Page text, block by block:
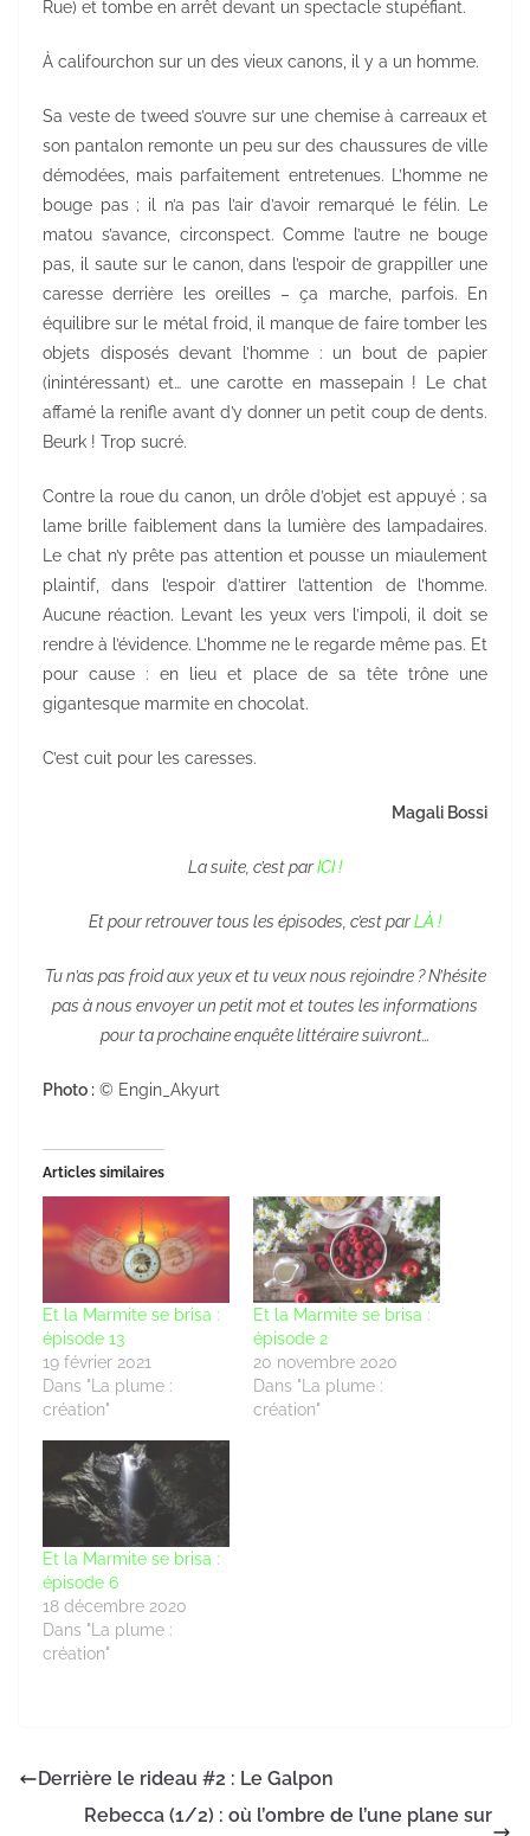
Rue) et tombe en arrêt devant un spectacle stupéfiant.
À califourchon sur un des vieux canons, il y a un homme.
Sa veste de tweed s’ouvre sur une chemise à carreaux et
son pantalon remonte un peu sur des chaussures de ville
démodées, mais parfaitement entretenues. L’homme ne
bouge pas ; il n’a pas l’air d’avoir remarqué le félin. Le
matou s’avance, circonspect. Comme l’autre ne bouge
pas, il saute sur le canon, dans l’espoir de grappiller une
caresse derrière les oreilles – ça marche, parfois. En
équilibre sur le métal froid, il manque de faire tomber les
objets disposés devant l’homme : un bout de papier
(inintéressant) et… une carotte en massepain ! Le chat
affamé la renifle avant d’y donner un petit coup de dents.
Beurk ! Trop sucré.
Contre la roue du canon, un drôle d’objet est appuyé ; sa
lame brille faiblement dans la lumière des lampadaires.
Le chat n’y prête pas attention et pousse un miaulement
plaintif, dans l’espoir d’attirer l’attention de l’homme.
Aucune réaction. Levant les yeux vers l’impoli, il doit se
rendre à l’évidence. L’homme ne le regarde même pas. Et
pour cause : en lieu et place de sa tête trône une
gigantesque marmite en chocolat.
C’est cuit pour les caresses.
Magali Bossi
La suite, c’est parICI !
Et pour retrouver tous les épisodes, c’est parLÀ !
Tu n’as pas froid aux yeux et tu veux nous rejoindre ? N’hésite
pas à nous envoyer un petit mot et toutes les informations
pour ta prochaine enquête littéraire suivront…
Photo : © Engin_Akyurt
Articles similaires
Et la Marmite se brisa :
épisode 13
19 février 2021
Dans "La plume :
création"
Et la Marmite se brisa :
épisode 2
20 novembre 2020
Dans "La plume :
création"
Et la Marmite se brisa :
épisode 6
18 décembre 2020
Dans "La plume :
création"
Derrière le rideau #2 : Le Galpon
Rebecca (1/2) : où l’ombre de l’une plane sur